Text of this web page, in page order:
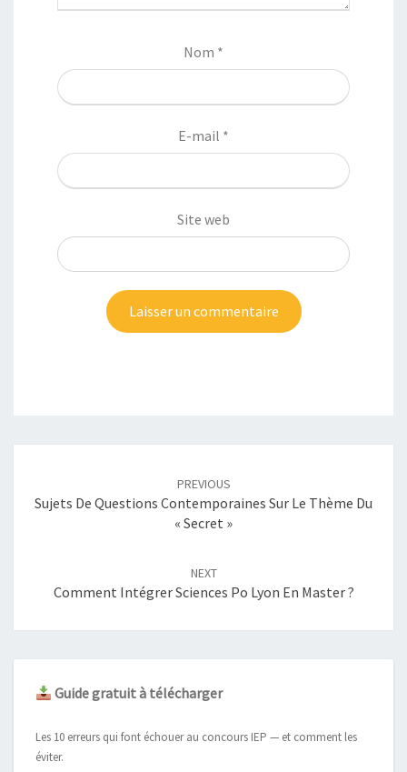
Nom *
E-mail *
Site web
PREVIOUS
Sujets De Questions Contemporaines Sur Le Thème Du
« Secret »
NEXT
Comment Intégrer Sciences Po Lyon En Master ?
Guide gratuit à télécharger
Les 10 erreurs qui font échouer au concours IEP — et comment les
éviter.